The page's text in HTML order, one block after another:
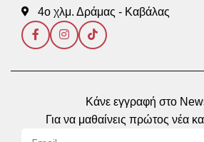
4ο χλμ. Δράμας - Καβάλας
Κάνε εγγραφή στο
Για να μαθαίνεις πρώτος νέα